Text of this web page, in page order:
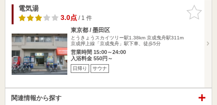
お気に入
りに追加
電気湯
3.0点/ 1 件
東京都 / 墨田区
とうきょうスカイツリー駅1.38km 京成曳舟駅311m
京成押上線「京成曳舟」駅下車、徒歩5分
営業時間 15:00～24:00
入浴料金 550円～
日帰り サウナ
関連情報から探す